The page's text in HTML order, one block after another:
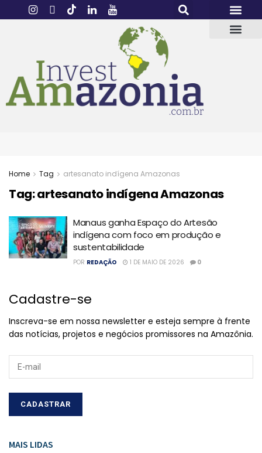
Home Tag artesanato indígena Amazonas
Tag:artesanato indígena Amazonas
Manaus ganha Espaço do Artesão
indígena com foco em produção e
sustentabilidade
POR REDAÇÃO 1 DE MAIO DE 2026 0
Cadastre-se
Inscreva-se em nossa newsletter e esteja sempre à frente
das notícias, projetos e negócios promissores na Amazônia.
MAIS LIDAS